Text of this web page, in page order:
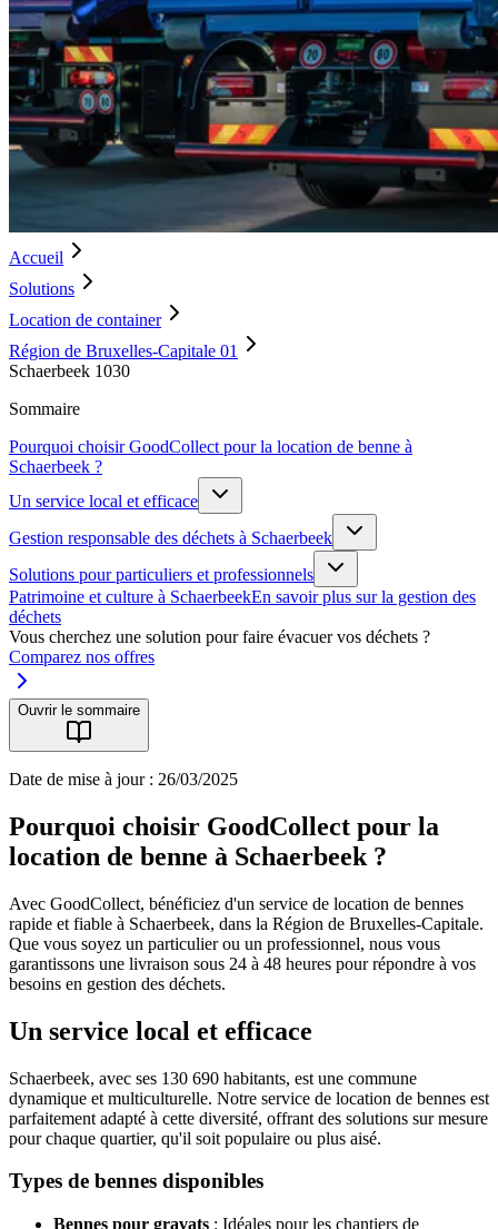
Accueil
Solutions
Location de container
Région de Bruxelles-Capitale 01
Schaerbeek 1030
Sommaire
Pourquoi choisir GoodCollect pour la location de benne à
Schaerbeek ?
Un service local et efficace
Gestion responsable des déchets à Schaerbeek
Solutions pour particuliers et professionnels
Patrimoine et culture à SchaerbeekEn savoir plus sur la gestion des
déchets
Vous cherchez une solution pour faire évacuer vos déchets ?
Comparez nos offres
Ouvrir le sommaire
Date de mise à jour : 26/03/2025
Pourquoi choisir GoodCollect pour la
location de benne à Schaerbeek ?
Avec GoodCollect, bénéficiez d'un service de location de bennes
rapide et fiable à Schaerbeek, dans la Région de Bruxelles-Capitale.
Que vous soyez un particulier ou un professionnel, nous vous
garantissons une livraison sous 24 à 48 heures pour répondre à vos
besoins en gestion des déchets.
Un service local et efficace
Schaerbeek, avec ses 130 690 habitants, est une commune
dynamique et multiculturelle. Notre service de location de bennes est
parfaitement adapté à cette diversité, offrant des solutions sur mesure
pour chaque quartier, qu'il soit populaire ou plus aisé.
Types de bennes disponibles
Bennes pour gravats : Idéales pour les chantiers de